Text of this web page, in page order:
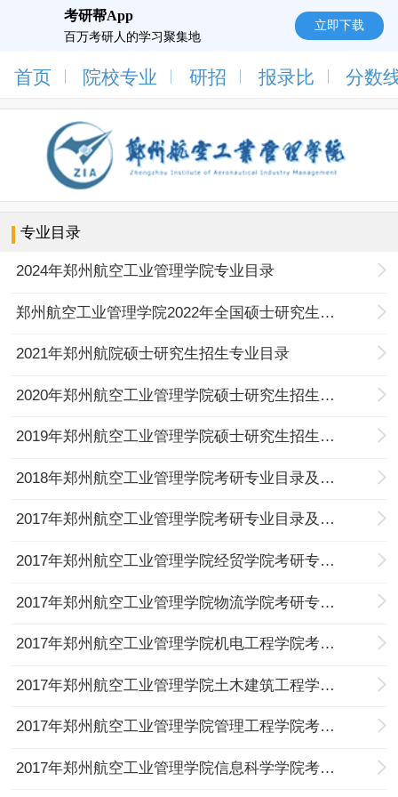
考研帮App
百万考研人的学习聚集地
立即下载
首页 院校专业 研招 报录比 分数
专业目录
2024年郑州航空工业管理学院专业目录
郑州航空工业管理学院2022年全国硕士研究生招生考试参考书目
2021年郑州航院硕士研究生招生专业目录
2020年郑州航空工业管理学院硕士研究生招生专业目录
2019年郑州航空工业管理学院硕士研究生招生专业目录
2018年郑州航空工业管理学院考研专业目录及考试科目
2017年郑州航空工业管理学院考研专业目录及考试科目（汇总）
2017年郑州航空工业管理学院经贸学院考研专业目录及考试科目
2017年郑州航空工业管理学院物流学院考研专业目录及考试科目
2017年郑州航空工业管理学院机电工程学院考研专业目录及考试科目
2017年郑州航空工业管理学院土木建筑工程学院考研专业目录及考试科目
2017年郑州航空工业管理学院管理工程学院考研专业目录及考试科目
2017年郑州航空工业管理学院信息科学学院考研专业目录及考试科目